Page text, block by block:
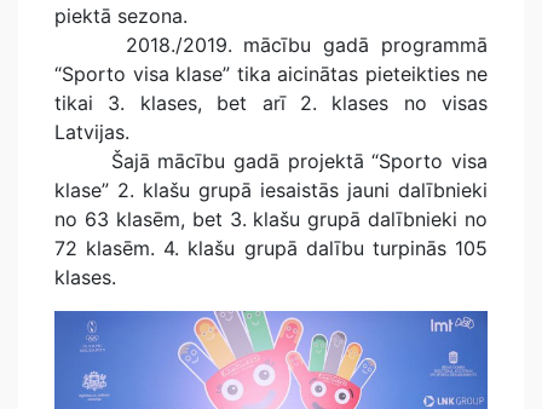
piektā sezona.
2018./2019. mācību gadā programmā
“Sporto visa klase” tika aicinātas pieteikties ne
tikai 3. klases, bet arī 2. klases no visas
Latvijas.
Šajā mācību gadā projektā “Sporto visa
klase” 2. klašu grupā iesaistās jauni dalībnieki
no 63 klasēm, bet 3. klašu grupā dalībnieki no
72 klasēm. 4. klašu grupā dalību turpinās 105
klases.